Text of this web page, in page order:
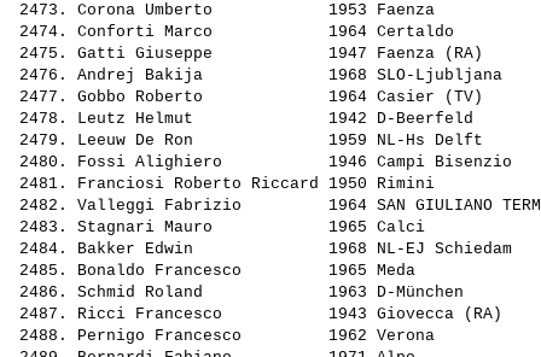
2473. Corona Umberto
1953 Faenza
2474. Conforti Marco
1964 Certaldo
2475. Gatti Giuseppe
1947 Faenza (RA)
2476. Andrej Bakija
1968 SLO-
2477. Gobbo Roberto
1964 Casier (TV)
2478. Leutz Helmut
1942 D-Beerfeld
2479. Leeuw De Ron
1959 NL-Hs Delft
2480. Fossi Alighiero
1946 Campi
2481. Franciosi Roberto Riccard 1950 Rimini
2482. Valleggi Fabrizio
1964 SAN GIULIANO
2483. Stagnari Mauro
1965 Calci
2484. Bakker Edwin
1968 NL-EJ
2485. Bonaldo Francesco
1965 Meda
2486. Schmid Roland
1963 D-München
2487. Ricci Francesco
1943 Giovecca (RA)
2488. Pernigo Francesco
1962 Verona